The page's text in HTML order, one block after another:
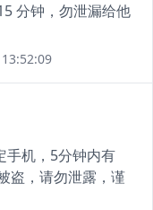
分钟，勿泄漏给他
手机，5分钟内有
盗，请勿泄露，谨